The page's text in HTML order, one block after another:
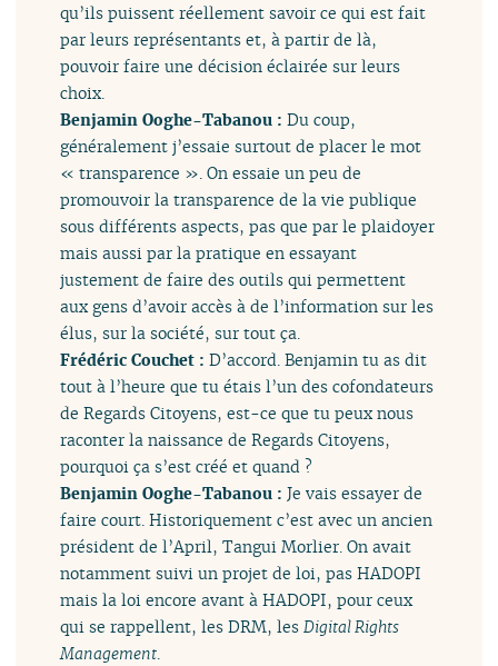
qu’ils puissent réellement savoir ce qui est fait
par leurs représentants et, à partir de là,
pouvoir faire une décision éclairée sur leurs
choix.
Benjamin Ooghe-Tabanou :Du coup,
généralement j’essaie surtout de placer le mot
« transparence ». On essaie un peu de
promouvoir la transparence de la vie publique
sous différents aspects, pas que par le plaidoyer
mais aussi par la pratique en essayant
justement de faire des outils qui permettent
aux gens d’avoir accès à de l’information sur les
élus, sur la société, sur tout ça.
Frédéric Couchet :D’accord. Benjamin tu as dit
tout à l’heure que tu étais l’un des cofondateurs
de Regards Citoyens, est-ce que tu peux nous
raconter la naissance de Regards Citoyens,
pourquoi ça s’est créé et quand ?
Benjamin Ooghe-Tabanou :Je vais essayer de
faire court. Historiquement c’est avec un ancien
président de l’April, Tangui Morlier. On avait
notamment suivi un projet de loi, pas HADOPI
mais la loi encore avant à HADOPI, pour ceux
qui se rappellent, les DRM, lesDigital Rights
Management.